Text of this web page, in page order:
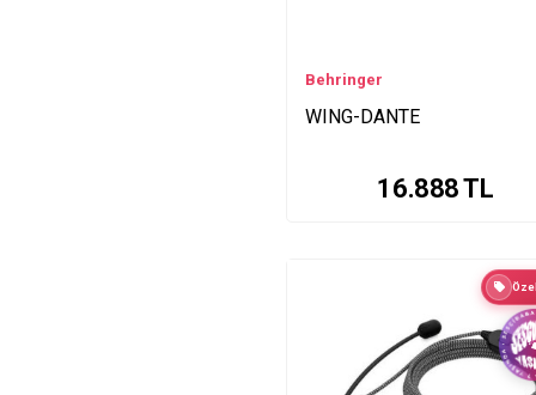
Behringer
WING-DANTE
16.888TL